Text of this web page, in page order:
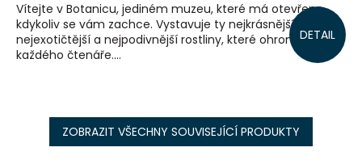
DETAIL
Vítejte v Botanicu, jediném muzeu, které má otevřeno,
kdykoliv se vám zachce. Vystavuje ty nejkrásnější,
nejexotičtější a nejpodivnější rostliny, které ohromí
každého čtenáře....
ZOBRAZIT VŠECHNY SOUVISEJÍCÍ PRODUKTY